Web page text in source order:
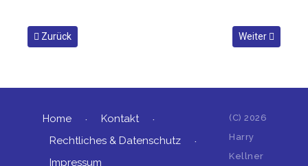
Vorheriger Beitrag: Artikelserie im ELVjournal: Vermittler im
Zurück Nächster
Weiter
Home
Kontakt
Rechtliches & Datenschutz
Impressum
(C)2026
Harry
Kellner